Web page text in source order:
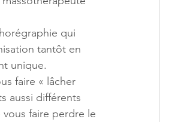
qui
tantôt en
unique.
faire « lâcher
aussi différents
faire perdre le